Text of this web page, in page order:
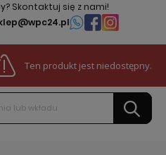
Skontaktuj się z nami!
0
Do darmowej dostawy:
Ten produkt jest niedostępny.